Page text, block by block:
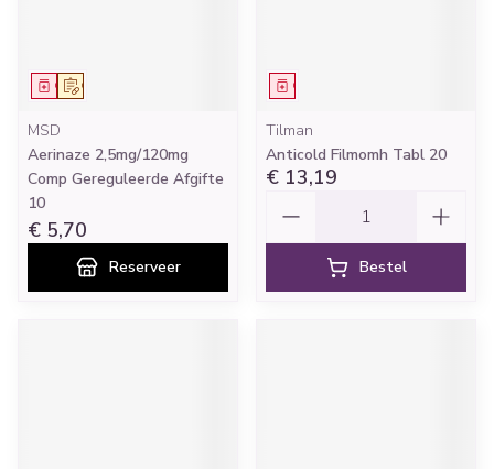
Op voorschrift
Geneesmiddel
MSD
Aerinaze 2,5mg/120mg
Comp Gereguleerde Afgifte
10
€ 5,70
Reserveer
Geneesmiddel
Tilman
Anticold Filmomh Tabl 20
€ 13,19
Bestel